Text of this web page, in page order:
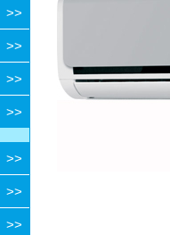
>>
>>
>>
>>
>>
>>
>>